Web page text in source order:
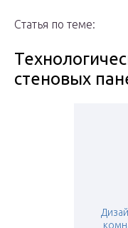
Статья по теме:
стеновых